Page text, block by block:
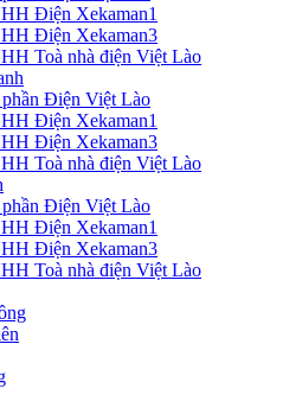
Điện Xekaman1
Điện Xekaman3
Toà nhà điện Việt Lào
Điện Việt Lào
Điện Xekaman1
Điện Xekaman3
Toà nhà điện Việt Lào
Điện Việt Lào
Điện Xekaman1
Điện Xekaman3
Toà nhà điện Việt Lào